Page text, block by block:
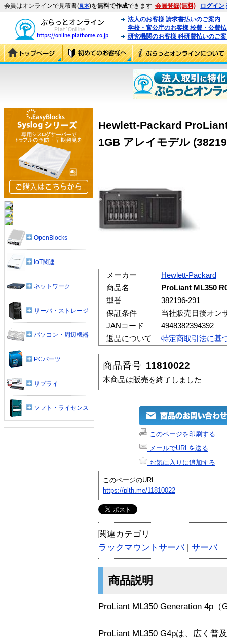
会員はオンラインで見積書(見本)を無料で作成できます 会員登録(無料) ログイン
法人のお客様 請求書払いのご案内
学校・官公庁のお客様 校費・公費
研究機関のお客様 科研費払いのご
Hewlett-Packard
1GB アレイモデル
メーカー
Hewlett-Packard
商品名
ProLiant ML350
型番
382196-291
保証条件
当社販売日後オン
JANコード
4948382394392
返品について
特定商取引法に基
商品番号 11810022
本商品は販売を終了しました
このページを印刷する
メールでURLを送る
お気に入りに追加する
このページのURL
https://plth.me/11810022
関連カテゴリ
ラックマウントサーバ| サーバ
商品説明
ProLiant ML350 Generation 4p（
ProLiant ML350 G4pは、広く普
OpenBlocks
IoT関連
ネットワーク
サーバ・ストレージ
パソコン・周辺機器
PCパーツ
サプライ
ソフト・ライセンス